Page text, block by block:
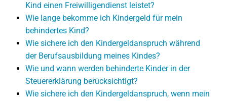
Kind einen Freiwilligendienst leistet?
Wie lange bekomme ich Kindergeld für mein
behindertes Kind?
Wie sichere ich den Kindergeldanspruch während
der Berufsausbildung meines Kindes?
Wie und wann werden behinderte Kinder in der
Steuererklärung berücksichtigt?
Wie sichere ich den Kindergeldanspruch, wenn mein